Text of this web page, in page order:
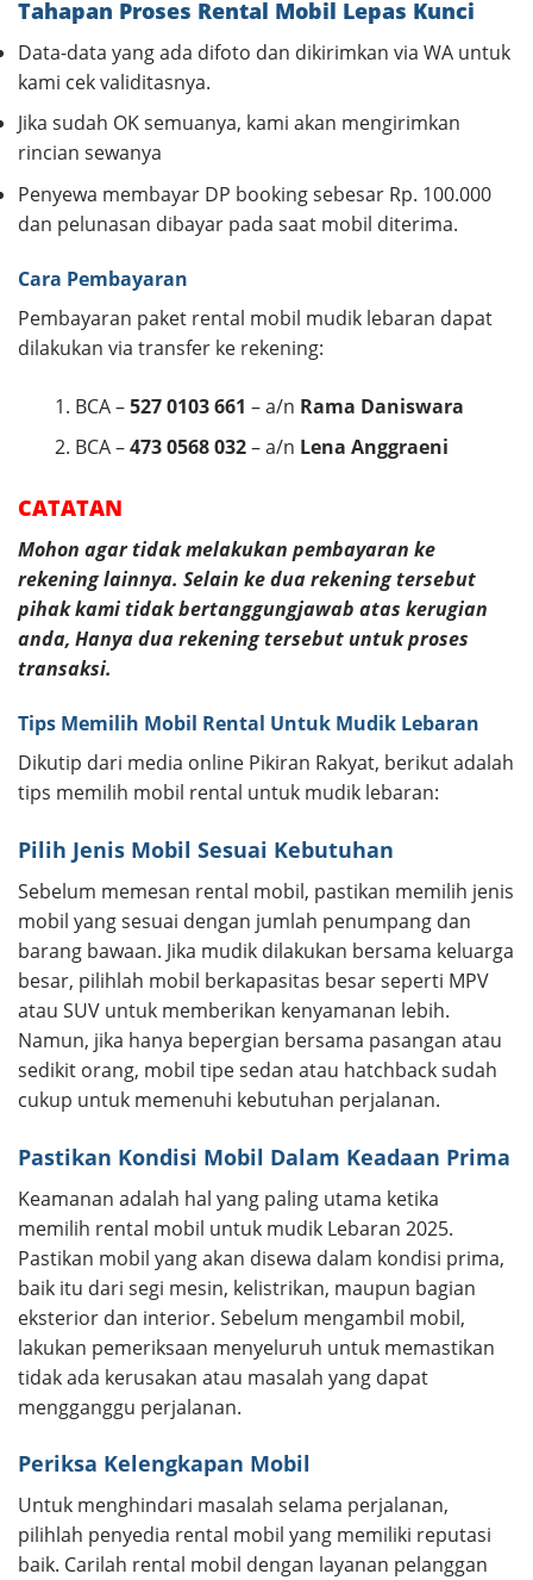
Tahapan Proses Rental Mobil Lepas Kunci
Data-data yang ada difoto dan dikirimkan via WA untuk
kami cek validitasnya.
Jika sudah OK semuanya, kami akan mengirimkan
rincian sewanya
Penyewa membayar DP booking sebesar Rp. 100.000
dan pelunasan dibayar pada saat mobil diterima.
Cara Pembayaran
Pembayaran paket rental mobil mudik lebaran dapat
dilakukan via transfer ke rekening:
BCA –527 0103 661 – a/n Rama Daniswara
BCA –473 0568 032– a/n Lena Anggraeni
CATATAN
Mohon agar tidak melakukan pembayaran ke
rekening lainnya. Selain ke dua rekening tersebut
pihak kami tidak bertanggungjawab atas kerugian
anda, Hanya dua rekening tersebut untuk proses
transaksi.
Tips Memilih Mobil Rental Untuk Mudik Lebaran
Dikutip dari media online Pikiran Rakyat, berikut adalah
tips memilih mobil rental untuk mudik lebaran:
Pilih Jenis Mobil Sesuai Kebutuhan
Sebelum memesan rental mobil, pastikan memilih jenis
mobil yang sesuai dengan jumlah penumpang dan
barang bawaan. Jika mudik dilakukan bersama keluarga
besar, pilihlah mobil berkapasitas besar seperti MPV
atau SUV untuk memberikan kenyamanan lebih.
Namun, jika hanya bepergian bersama pasangan atau
sedikit orang, mobil tipe sedan atau hatchback sudah
cukup untuk memenuhi kebutuhan perjalanan.
Pastikan Kondisi Mobil Dalam Keadaan Prima
Keamanan adalah hal yang paling utama ketika
memilih rental mobil untuk mudik Lebaran 2025.
Pastikan mobil yang akan disewa dalam kondisi prima,
baik itu dari segi mesin, kelistrikan, maupun bagian
eksterior dan interior. Sebelum mengambil mobil,
lakukan pemeriksaan menyeluruh untuk memastikan
tidak ada kerusakan atau masalah yang dapat
mengganggu perjalanan.
Periksa Kelengkapan Mobil
Untuk menghindari masalah selama perjalanan,
pilihlah penyedia rental mobil yang memiliki reputasi
baik. Carilah rental mobil dengan layanan pelanggan